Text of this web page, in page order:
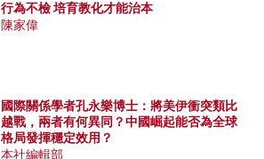
行為不檢 培育教化才能治本
陳家偉
國際關係學者孔永樂博士：將美伊衝突類比
越戰，兩者有何異同？中國崛起能否為全球
格局發揮穩定效用？
本社編輯部